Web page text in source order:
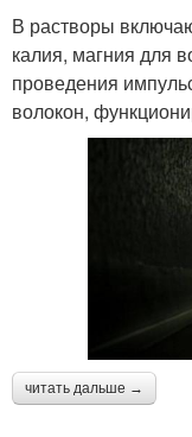
В растворы
калия, магния для
проведения
волокон,
читать дальше →